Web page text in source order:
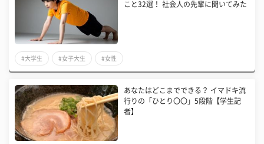
こと32選！ 社会人の先輩に聞いてみた
#大学生 #女子大生 #女性
あなたはどこまでできる？ イマドキ流
行りの「ひとり〇〇」5段階【学生記
者】